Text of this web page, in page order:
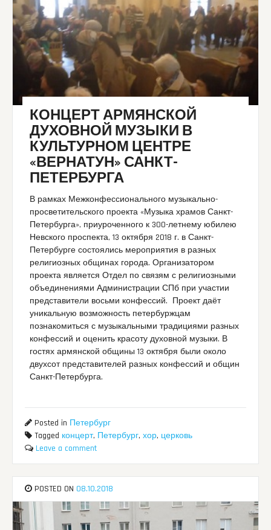
КОНЦЕРТ АРМЯНСКОЙ
ДУХОВНОЙ МУЗЫКИ В
КУЛЬТУРНОМ ЦЕНТРЕ
«ВЕРНАТУН» САНКТ-
ПЕТЕРБУРГА
В рамках Межконфессионального музыкально-
просветительского проекта «Музыка храмов Санкт-
Петербурга», приуроченного к 300-летнему юбилею
Невского проспекта, 13 октября 2018 г. в Санкт-
Петербурге состоялись мероприятия в разных
религиозных общинах города. Организатором
проекта является Отдел по связям с религиозными
объединениями Администрации СПб при участии
представители восьми конфессий. Проект даёт
уникальную возможность петербуржцам
познакомиться с музыкальными традициями разных
конфессий и оценить красоту духовной музыки. В
гостях армянской общины 13 октября были около
двухсот представителей разных конфессий и общин
Санкт-Петербурга.
Posted in Петербург
Tagged концерт, Петербург,хор, церковь
Leave a comment
POSTED ON 08.10.2018